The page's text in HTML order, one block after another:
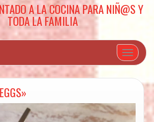
A LA COCINA PARA NIÑ@S Y
TODA LA FAMILIA
Cambiar
«SCOTTISH EGGS»